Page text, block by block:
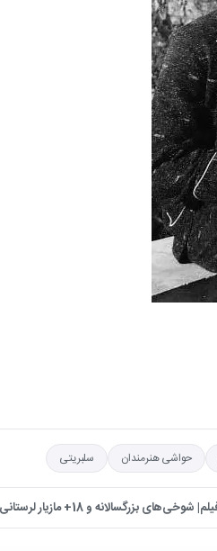
حواشی هنرمندان سلبریتی
شوخی‌های بزرگسالانه و 18+ مازیار لرستانی با رفیق صمیمی‌اش ←